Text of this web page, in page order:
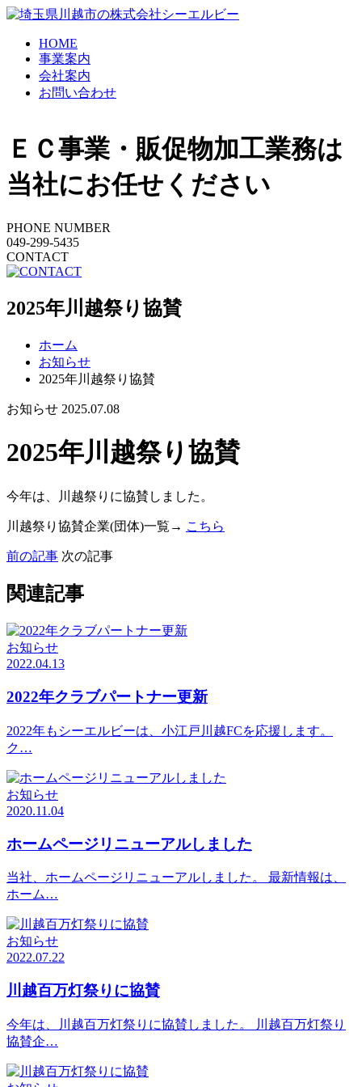
HOME
事業案内
会社案内
お問い合わせ
ＥＣ事業・販促物加工業務は
当社にお任せください
PHONE NUMBER
049-299-5435
CONTACT
2025年川越祭り協賛
ホーム
お知らせ
2025年川越祭り協賛
お知らせ 2025.07.08
2025年川越祭り協賛
今年は、川越祭りに協賛しました。
川越祭り協賛企業(団体)一覧→ こちら
前の記事 次の記事
関連記事
お知らせ
2022.04.13
2022年クラブパートナー更新
2022年もシーエルビーは、小江戸川越FCを応援します。
ク…
お知らせ
2020.11.04
ホームページリニューアルしました
当社、ホームページリニューアルしました。 最新情報は、
ホーム…
お知らせ
2022.07.22
川越百万灯祭りに協賛
今年は、川越百万灯祭りに協賛しました。 川越百万灯祭り
協賛企…